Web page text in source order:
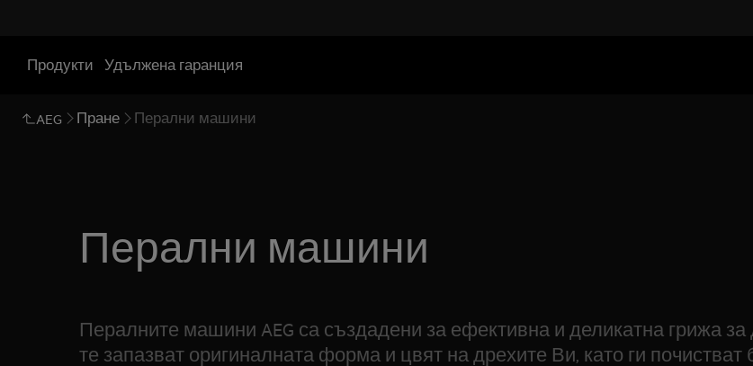
Продукти Удължена гаранция
AEG Пране Перални машини
Перални машини
Пералните машини AEG са създадени за ефективна и деликатна грижа за
те запазват оригиналната форма и цвят на дрехите Ви, като ги